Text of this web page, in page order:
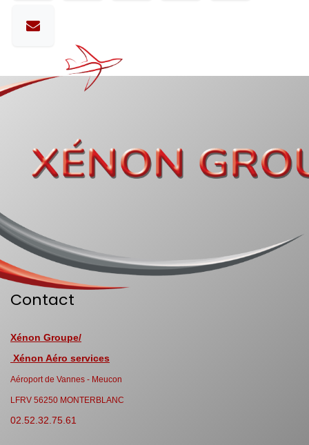
Contact
Xénon Groupe/
Xénon Aéro services
Aéroport de Vannes - Meucon
LFRV 56250 MONTERBLANC
02.52.32.75.61